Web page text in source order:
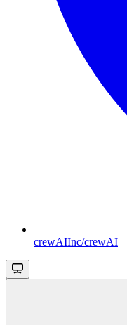
crewAIInc/crewAI